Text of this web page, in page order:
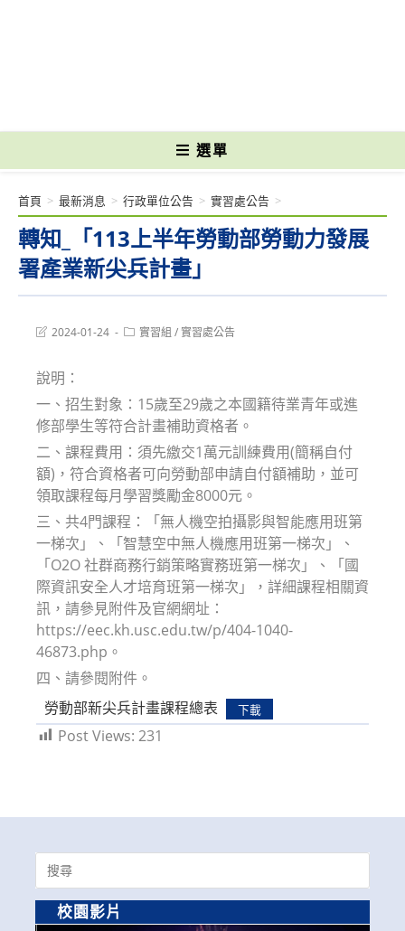
選單
轉知_「113上半年勞動部勞動力發展
署產業新尖兵計畫」
首頁 > 最新消息 > 行政單位公告 > 實習處公告 >
Post2024-01-24
Post實習組 / 實習處公告
說明：
一、招生對象：15歲至29歲之本國籍待業青年或進
修部學生等符合計畫補助資格者。
二、課程費用：須先繳交1萬元訓練費用(簡稱自付
額)，符合資格者可向勞動部申請自付額補助，並可
領取課程每月學習獎勵金8000元。
三、共4門課程：「無人機空拍攝影與智能應用班第
一梯次」、「智慧空中無人機應用班第一梯次」、
「O2O 社群商務行銷策略實務班第一梯次」、「國
際資訊安全人才培育班第一梯次」，詳細課程相關資
訊，請參見附件及官網網址：
https://eec.kh.usc.edu.tw/p/404-1040-
46873.php。
四、請參閱附件。
勞動部新尖兵計畫課程總表
下載
Post Views: 231
Search
for:
校園影片